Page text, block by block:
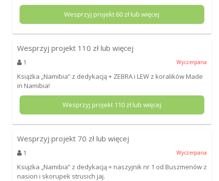
Wesprzyj projekt 60 zł lub więcej
Wesprzyj projekt 110 zł lub więcej
1 Wyczerpana
Książka „Namibia” z dedykacją + ZEBRA i LEW z koralików Made
in Namibia!
Wesprzyj projekt 110zł lub więcej
Wesprzyj projekt 70 zł lub więcej
1 Wyczerpana
Książka „Namibia” z dedykacją + naszyjnik nr 1 od Buszmenów z
nasion i skorupek strusich jaj.